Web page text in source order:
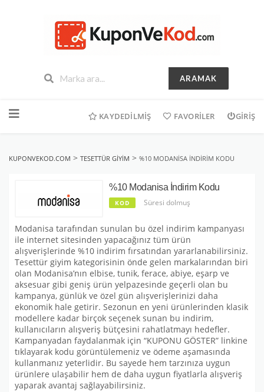
ARAMAK
geç
KAYDEDILMIŞ FAVORILER GIRIŞ
KUPONVEKOD.COM > TESETTÜR GIYIM > %10 MODANISA İNDIRIM KODU
%10 Modanisa İndirim Kodu
KOD Süresi dolmuş
Modanisa tarafından sunulan bu özel indirim kampanyası
ile internet sitesinden yapacağınız tüm ürün
alışverişlerinde %10 indirim fırsatından yararlanabilirsiniz.
Tesettür giyim kategorisinin önde gelen markalarından biri
olan Modanisa’nın elbise, tunik, ferace, abiye, eşarp ve
aksesuar gibi geniş ürün yelpazesinde geçerli olan bu
kampanya, günlük ve özel gün alışverişlerinizi daha
ekonomik hale getirir. Sezonun en yeni ürünlerinden klasik
modellere kadar birçok seçenek sunan bu indirim,
kullanıcıların alışveriş bütçesini rahatlatmayı hedefler.
Kampanyadan faydalanmak için “KUPONU GÖSTER” linkine
tıklayarak kodu görüntülemeniz ve ödeme aşamasında
kullanmanız yeterlidir. Bu sayede hem tarzınıza uygun
ürünlere ulaşabilir hem de daha uygun fiyatlarla alışveriş
yaparak avantaj sağlayabilirsiniz.